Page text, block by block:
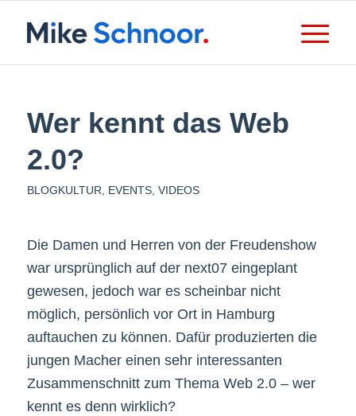
Wer kennt das Web
2.0?
BLOGKULTUR EVENTS, VIDEOS
Die Damen und Herren von der Freudenshow
war ursprünglich auf der next07 eingeplant
gewesen, jedoch war es scheinbar nicht
möglich, persönlich vor Ort in Hamburg
auftauchen zu können. Dafür produzierten die
jungen Macher einen sehr interessanten
Zusammenschnitt zum Thema Web 2.0 – wer
kennt es denn wirklich?